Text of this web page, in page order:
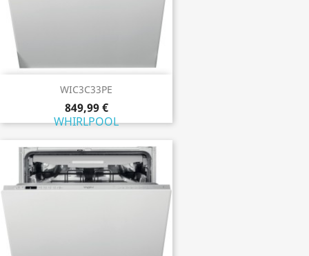
WIC3C33PE
849,99 €
WHIRLPOOL